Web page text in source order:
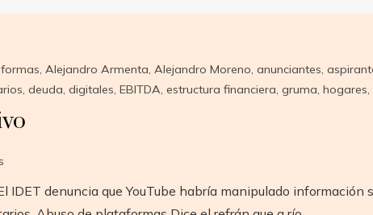
, Alejandro Armenta, Alejandro Moreno, anunciantes,
, deuda, digitales, EBITDA, estructura financiera, gruma, hogares,
IDET denuncia que YouTube habría manipulado